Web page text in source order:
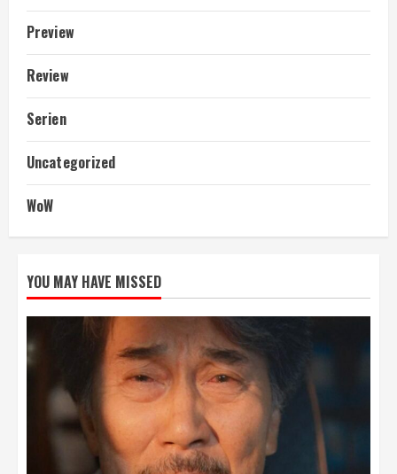
Preview
Review
Serien
Uncategorized
WoW
YOU MAY HAVE MISSED